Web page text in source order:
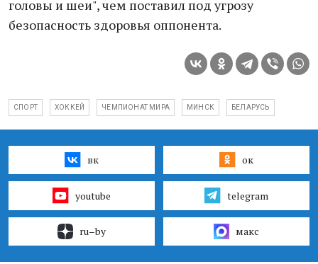
головы и шеи", чем поставил под угрозу
безопасность здоровья оппонента.
СПОРТ ХОККЕЙ ЧЕМПИОНАТ МИРА МИНСК БЕЛАРУСЬ
вк ок
youtube telegram
ru–by макс